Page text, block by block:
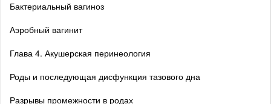
Бактериальный вагиноз
Аэробный вагинит
Глава 4. Акушерская перинеология
Роды и последующая дисфункция тазового дна
Разрывы промежности в родах